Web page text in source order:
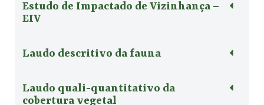
Estudo de Impactado de Vizinhança –
EIV
Laudo descritivo da fauna
Laudo quali-quantitativo da
cobertura vegetal